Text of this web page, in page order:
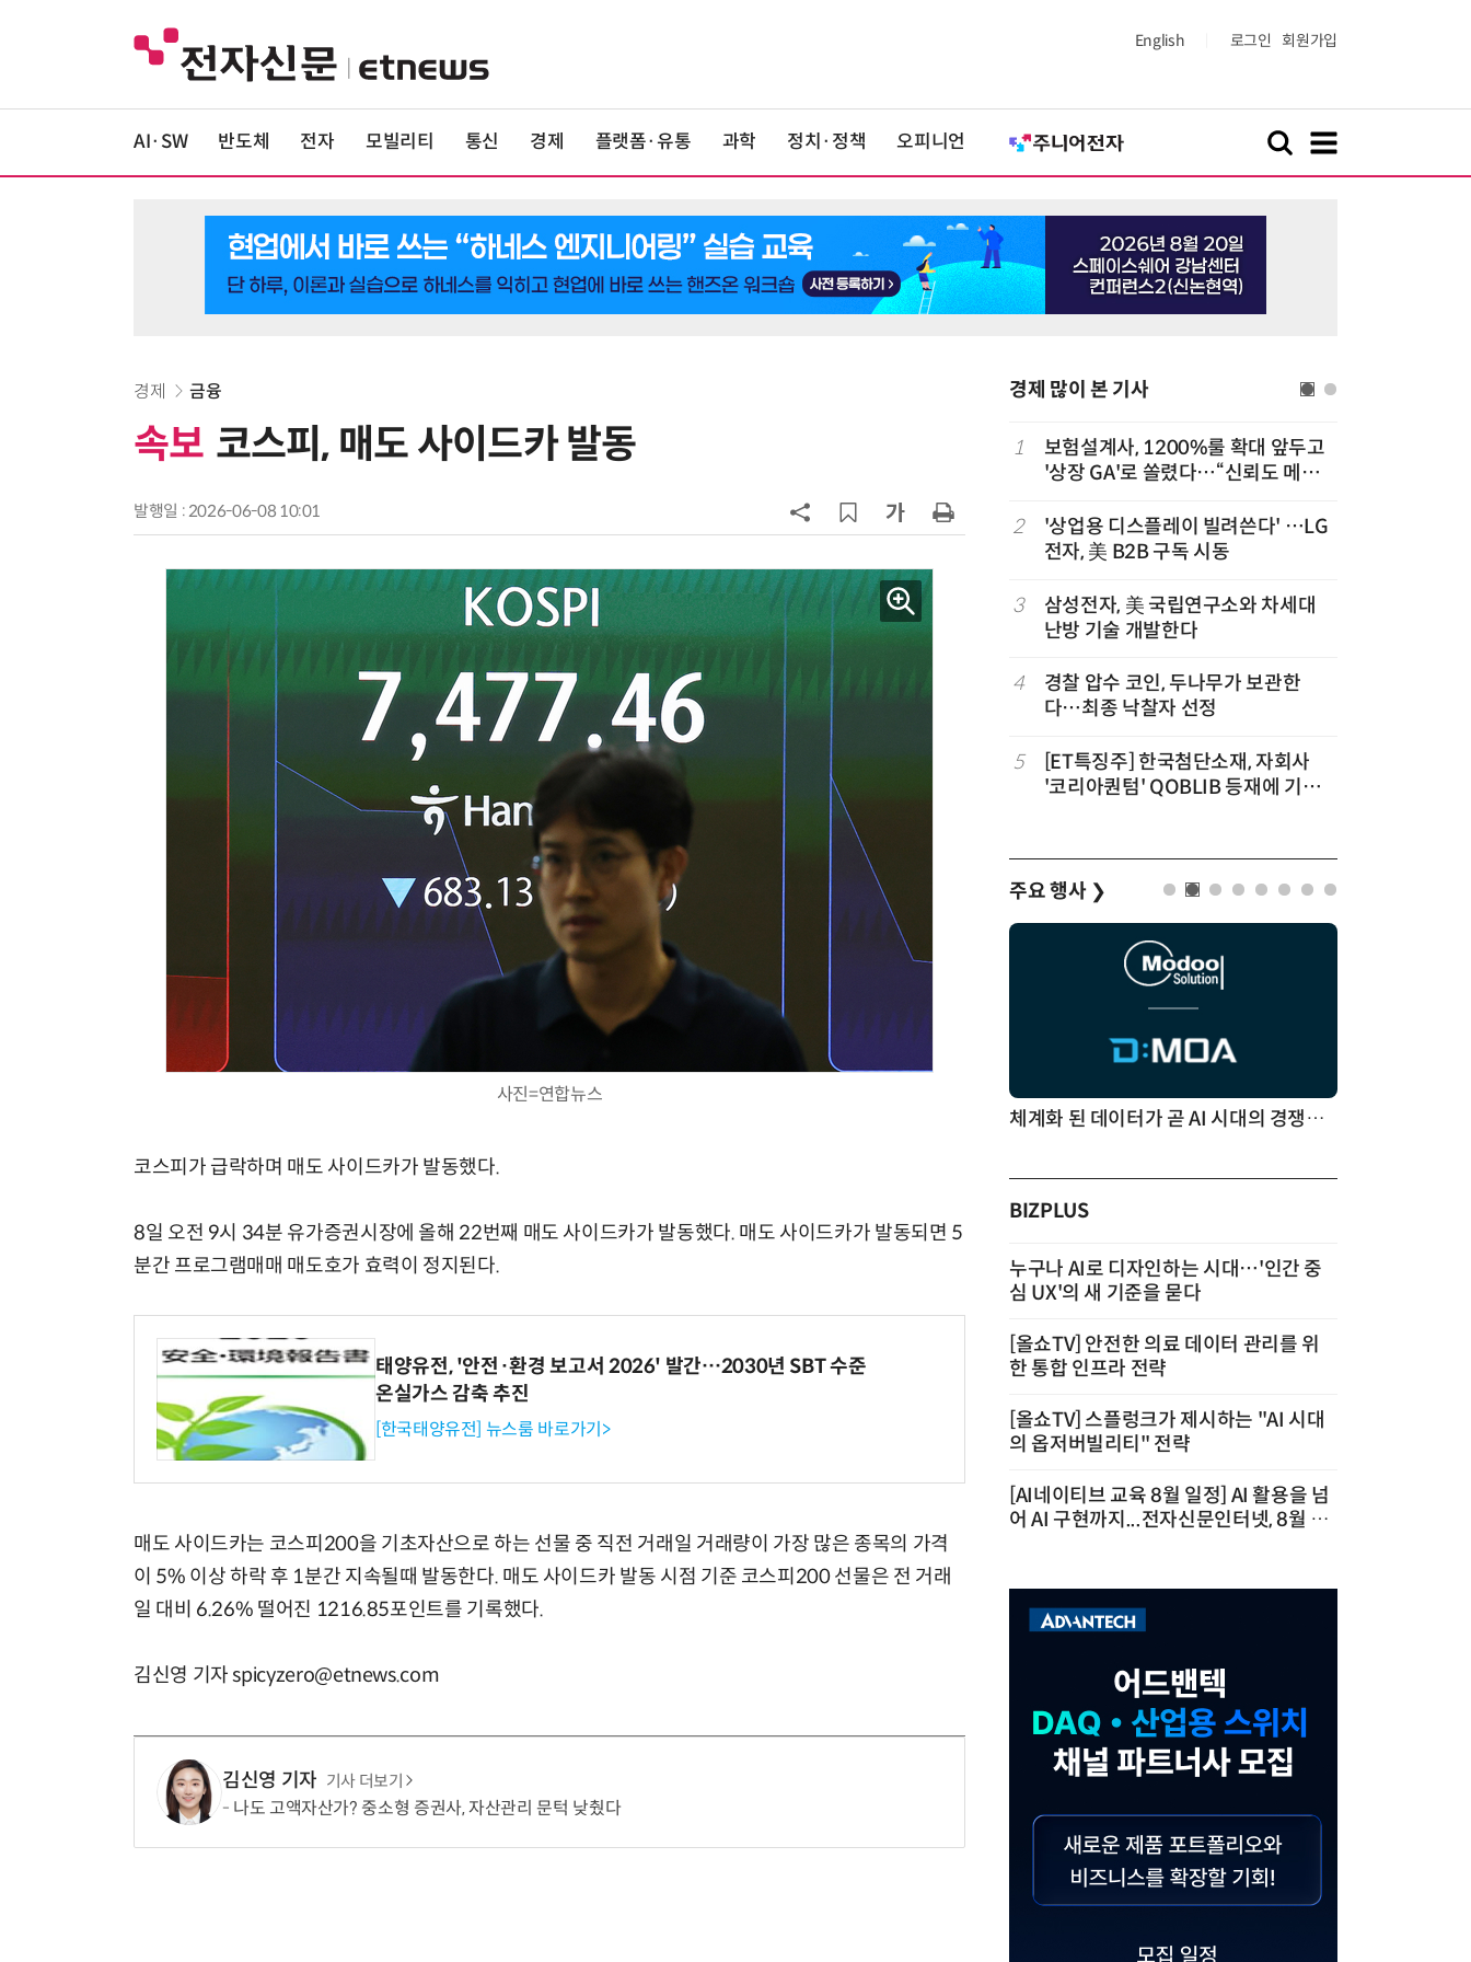
English 로그인 회원가입
AI·SW 반도체 전자 모빌리티 통신 경제 플랫폼·유통 과학 정치·정책 오피니언
경제 금융
속보 코스피, 매도 사이드카 발동
발행일 : 2026-06-08 10:01
사진=연합뉴스
코스피가 급락하며 매도 사이드카가 발동했다.
8일 오전 9시 34분 유가증권시장에 올해 22번째 매도 사이드카가 발동했다. 매도 사이드카가 발동되면 5
분간 프로그램매매 매도호가 효력이 정지된다.
태양유전, '안전·환경 보고서 2026' 발간…2030년 SBT 수준
온실가스 감축 추진
[한국태양유전] 뉴스룸 바로가기>
매도 사이드카는 코스피200을 기초자산으로 하는 선물 중 직전 거래일 거래량이 가장 많은 종목의 가격
이 5% 이상 하락 후 1분간 지속될때 발동한다. 매도 사이드카 발동 시점 기준 코스피200 선물은 전 거래
일 대비 6.26% 떨어진 1216.85포인트를 기록했다.
김신영 기자 spicyzero@etnews.com
김신영 기자 기사 더보기
나도 고액자산가? 중소형 증권사, 자산관리 문턱 낮췄다
경제 많이 본 기사
세제개편안에 벤처·중소기업계 환
대출 못 받아 신용 못 쌓는 악순환…
서민 신용평가 사각지대 메운다
9
KB차차차 “포르쉐 브랜드 중고차 판
매량 1위는 '포르쉐 카이엔'”
10
[人사이트] 조성일 KDAC 대표 “국세
청 수탁은 시작…공공 가상자산 표
준 만들겠다”
1
보험설계사, 1200%룰 확대 앞두고
'상장 GA'로 쏠렸다…“신뢰도 메리
2
'상업용 디스플레이 빌려쓴다' …LG
전자, 美 B2B 구독 시동
3
삼성전자, 美 국립연구소와 차세대
난방 기술 개발한다
4
경찰 압수 코인, 두나무가 보관한
다…최종 낙찰자 선정
5
[ET특징주] 한국첨단소재, 자회사
'코리아퀀텀' QOBLIB 등재에 기대
주요 행사 ❯
체계화 된 데이터가 곧 AI 시대의 경쟁력이다
BIZPLUS
누구나 AI로 디자인하는 시대…'인간 중
심 UX'의 새 기준을 묻다
[올쇼TV] 안전한 의료 데이터 관리를 위
한 통합 인프라 전략
[올쇼TV] 스플렁크가 제시하는 "AI 시대
의 옵저버빌리티" 전략
[AI네이티브 교육 8월 일정] AI 활용을 넘
어 AI 구현까지...전자신문인터넷, 8월 실